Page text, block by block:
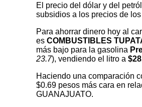
El precio del dólar y del
subsidios a los precios de
Para ahorrar dinero hoy al
es COMBUSTIBLES
más bajo para la gasolina
23.7), vendiendo el litro a
Haciendo una comparación
$0.69 pesos más cara en
GUANAJUATO.